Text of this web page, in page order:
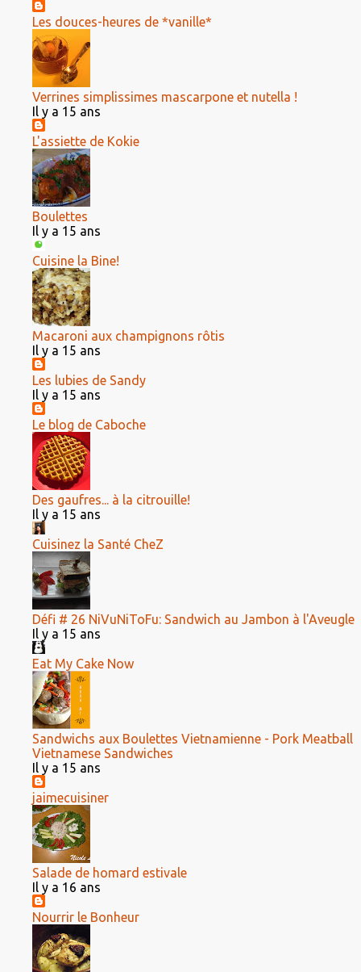
Les douces-heures de *vanille*
Verrines simplissimes mascarpone et nutella !
Il y a 15 ans
L'assiette de Kokie
Boulettes
Il y a 15 ans
Cuisine la Bine!
Macaroni aux champignons rôtis
Il y a 15 ans
Les lubies de Sandy
Il y a 15 ans
Le blog de Caboche
Des gaufres... à la citrouille!
Il y a 15 ans
Cuisinez la Santé CheZ
Défi # 26 NiVuNiToFu: Sandwich au Jambon à l'Aveugle
Il y a 15 ans
Eat My Cake Now
Sandwichs aux Boulettes Vietnamienne - Pork Meatball
Vietnamese Sandwiches
Il y a 15 ans
jaimecuisiner
Salade de homard estivale
Il y a 16 ans
Nourrir le Bonheur